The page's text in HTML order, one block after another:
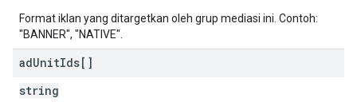
Format iklan yang ditargetkan oleh grup mediasi ini. Contoh:
"BANNER", "NATIVE".
adUnitIds[]
string